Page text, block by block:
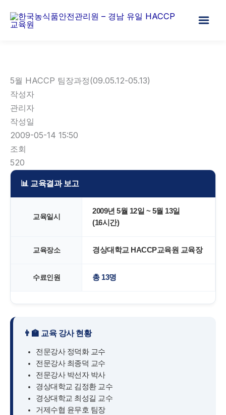
5월 HACCP 팀장과정(09.05.12-05.13)
작성자
관리자
작성일
2009-05-14 15:50
조회
520
📊 교육결과 보고
교육일시
2009년 5월 12일 ~ 5월 13일
(16시간)
교육장소 경상대학교 HACCP교육원 교육장
수료인원 총 13명
👨‍🏫 교육 강사 현황
전문강사 정덕화 교수
전문강사 최종덕 교수
전문강사 박선자 박사
경상대학교 김정환 교수
경상대학교 최성길 교수
거제수협 윤무호 팀장